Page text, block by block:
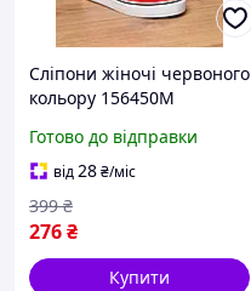
Сліпони жіночі червоного
кольору 156450M
Готово до відправки
від28₴/міс
276₴
399 ₴
Купити